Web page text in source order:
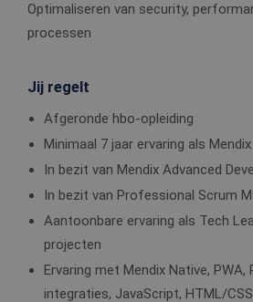
Optimaliseren van security,
processen
Jij regelt
Afgeronde hbo-opleiding
Minimaal 7 jaar ervaring als
In bezit van Mendix Advanced
In bezit van Professional Scrum
Aantoonbare ervaring als Tech
projecten
Ervaring met Mendix Native, PWA,
integraties, JavaScript, HTML/